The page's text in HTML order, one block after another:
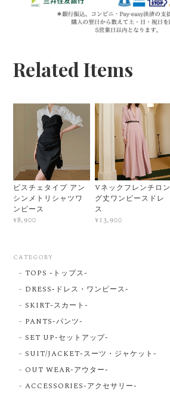
Related Items
ビスチェタイプ アン
シンメトリシャツワ
ンピース
¥8,900
Vネックフレンチロン
グ丈ワンピースドレ
ス
¥13,900
CATEGORY
TOPS -トップス-
DRESS-ドレス・ワンピース-
SKIRT-スカート-
PANTS-パンツ-
SET UP-セットアップ-
SUIT/JACKET-スーツ・ジャケット-
OUT WEAR-アウター-
ACCESSORIES-アクセサリー-